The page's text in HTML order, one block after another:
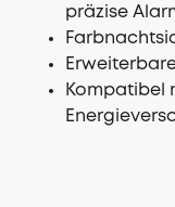
präzise
Kompatibel